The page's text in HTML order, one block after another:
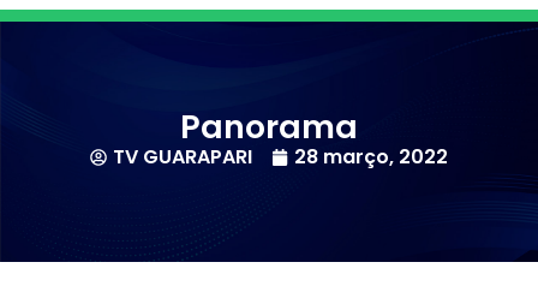
Panorama
TV GUARAPARI 28 março, 2022